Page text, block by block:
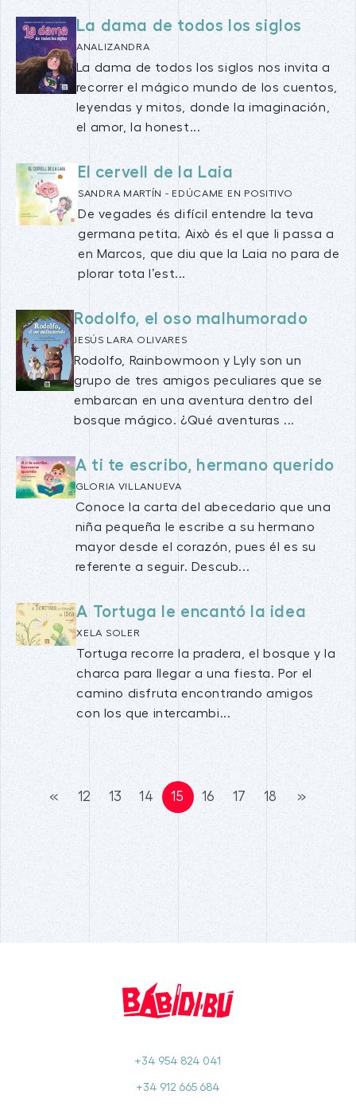
La dama de todos los siglos
ANALIZANDRA
La dama de todos los siglos nos invita a
recorrer el mágico mundo de los cuentos,
leyendas y mitos, donde la imaginación,
el amor, la honest...
El cervell de la Laia
SANDRA MARTÍN - EDÚCAME EN POSITIVO
De vegades és difícil entendre la teva
germana petita. Això és el que li passa a
en Marcos, que diu que la Laia no para de
plorar tota l’est...
Rodolfo, el oso malhumorado
JESÚS LARA OLIVARES
Rodolfo, Rainbowmoon y Lyly son un
grupo de tres amigos peculiares que se
embarcan en una aventura dentro del
bosque mágico. ¿Qué aventuras ...
A ti te escribo, hermano querido
GLORIA VILLANUEVA
Conoce la carta del abecedario que una
niña pequeña le escribe a su hermano
mayor desde el corazón, pues él es su
referente a seguir. Descub...
A Tortuga le encantó la idea
XELA SOLER
Tortuga recorre la pradera, el bosque y la
charca para llegar a una fiesta. Por el
camino disfruta encontrando amigos
con los que intercambi...
« 12 13 14 15 16 17 18 »
+34 954 824 041
+34 912 665 684